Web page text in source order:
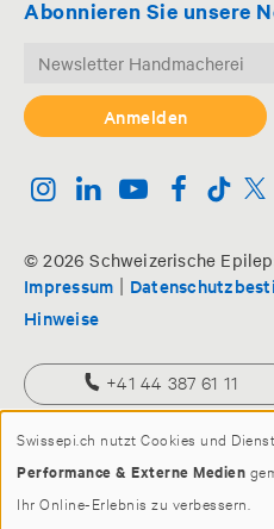
Abonnieren Sie unsere
© 2026 Schweizerische
Impressum |
Hinweise
+41 44 387 61 11
info@swissepi.ch
Swissepi.ch nutzt Cookies und
Performance & Externe Medien
Ihr Online-Erlebnis zu verbessern.